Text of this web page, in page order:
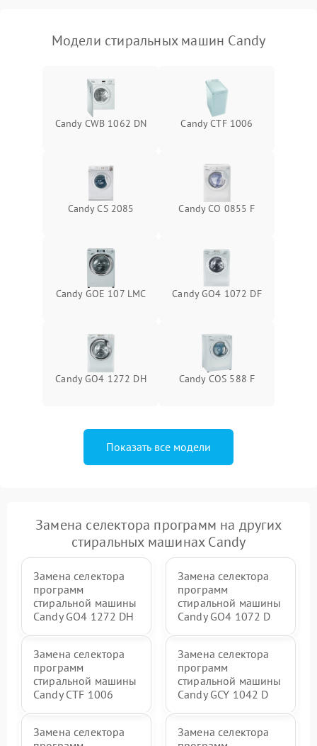
Модели стиральных машин Candy
Candy CWB 1062 DN Candy CTF 1006
Candy CS 2085 Candy CO 0855 F
Candy GOE 107 LMC Candy GO4 1072 DF
Candy GO4 1272 DH Candy COS 588 F
Показать все модели
Замена селектора программ на других
стиральных машинах Candy
Замена селектора
программ
стиральной машины
Candy GO4 1272 DH
Замена селектора
программ
стиральной машины
Candy GO4 1072 D
Замена селектора
программ
стиральной машины
Candy CTF 1006
Замена селектора
программ
стиральной машины
Candy GCY 1042 D
Замена селектора
Замена селектора